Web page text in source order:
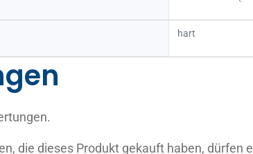
hart
die dieses Produkt gekauft haben, dürfen